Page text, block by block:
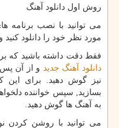
روش اول دانلود آهنگ
می توانید با نصب
مورد نظر خود را دانلود
فقط دقت داشته باشید که
دانلود آهنگ جدید و از آن پس
نیز گوش دهید. برای این
بسازید, سپس خواننده
به آهنگ ها گوش دهید.
می توانید با روشن کردن